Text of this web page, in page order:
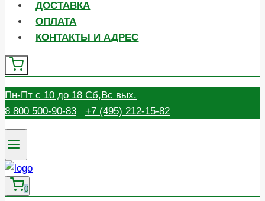
ДОСТАВКА
ОПЛАТА
КОНТАКТЫ И АДРЕС
Пн-Пт с 10 до 18 Сб,Вс выx.
8 800 500-90-83
+7 (495) 212-15-82
0